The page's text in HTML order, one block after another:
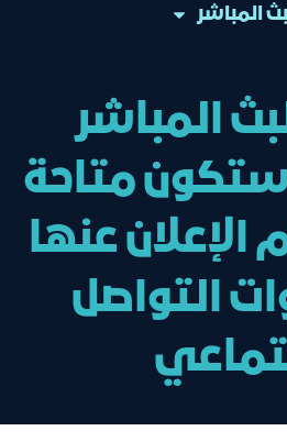
المباشر
المباشر
ستكون متاحة
عنها
التواصل